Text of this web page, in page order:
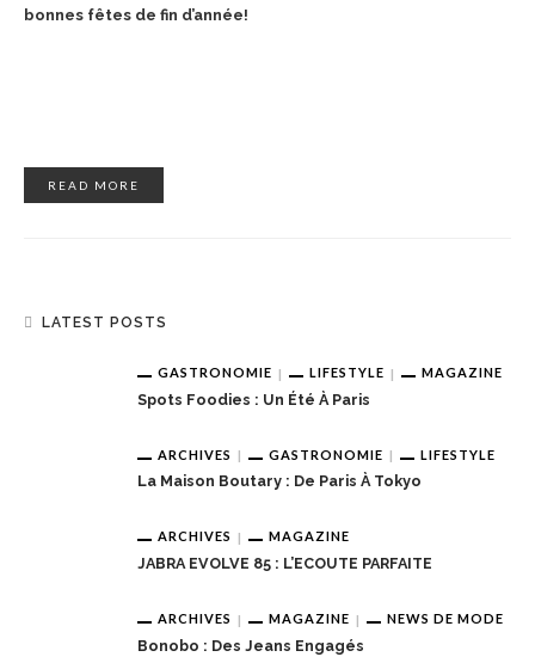
bonnes fêtes de fin d’année!
READ MORE
LATEST POSTS
GASTRONOMIE LIFESTYLE MAGAZINE
Spots Foodies : Un Été À Paris
ARCHIVES GASTRONOMIE LIFESTYLE
La Maison Boutary : De Paris À Tokyo
ARCHIVES MAGAZINE
JABRA EVOLVE 85 : L’ECOUTE PARFAITE
ARCHIVES MAGAZINE NEWS DE MODE
Bonobo : Des Jeans Engagés